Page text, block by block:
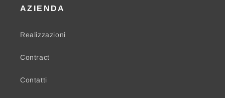
AZIENDA
Realizzazioni
Contract
Contatti